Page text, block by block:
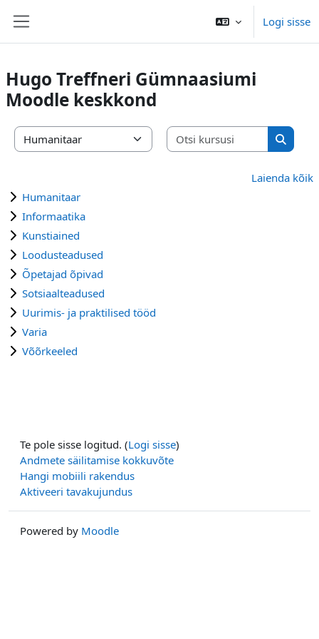
Logi sisse
Hugo Treffneri Gümnaasiumi
Moodle keskkond
Kursuste kategooriad
Otsi
Otsi
Laienda kõik
Humanitaar
Informaatika
Kunstiained
Loodusteadused
Õpetajad õpivad
Sotsiaalteadused
Uurimis- ja praktilised tööd
Varia
Võõrkeeled
Te pole sisse logitud. (Logi sisse)
Andmete säilitamise kokkuvõte
Hangi mobiili rakendus
Aktiveeri tavakujundus
Powered by Moodle